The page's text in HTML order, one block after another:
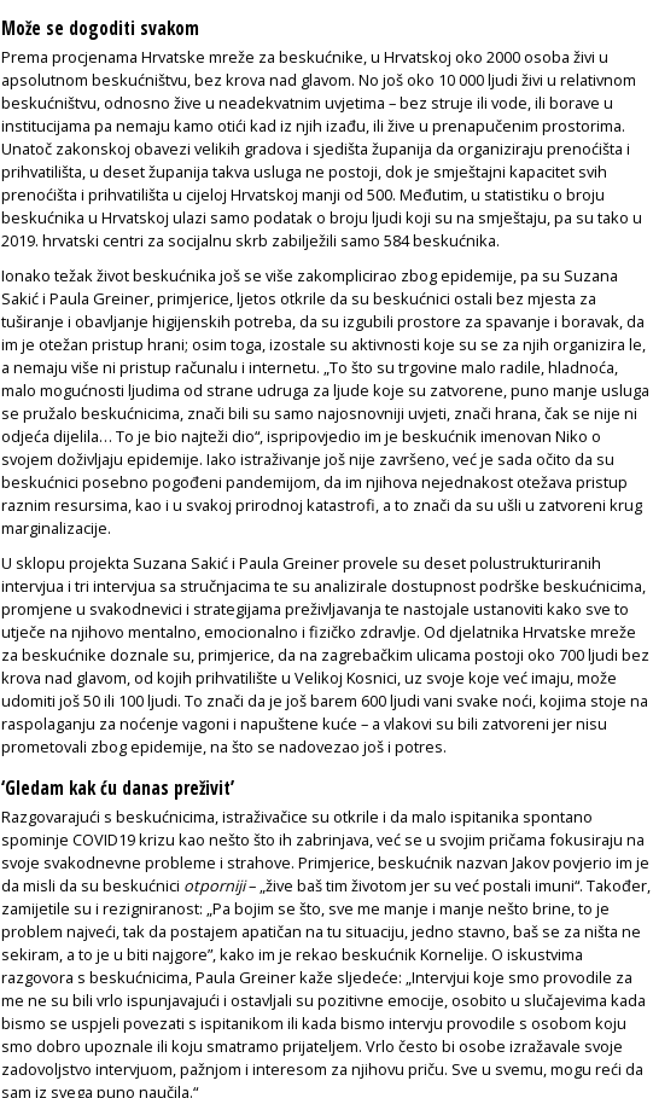
Može se dogoditi svakom
Prema procjenama Hrvatske mreže za beskućnike, u Hrvatskoj oko 2000 osoba živi u
apsolutnom beskućništvu, bez kro­va nad glavom. No još oko 10 000 ljudi ži­vi u relativnom
beskućništvu, odnosno žive u neadekvatnim uvjetima – bez stru­je ili vode, ili borave u
institucijama pa nemaju kamo otići kad iz njih izađu, ili žive u prenapučenim prostorima.
Unatoč zakonskoj obavezi velikih gradova i sje­dišta županija da organiziraju prenoći­šta i
prihvatilišta, u deset županija takva usluga ne postoji, dok je smještajni kapa­citet svih
prenoćišta i prihvatilišta u cijeloj Hrvatskoj manji od 500. Međutim, u statistiku o broju
beskućnika u Hrvat­skoj ulazi samo podatak o broju ljudi koji su na smještaju, pa su tako u
2019. hrvat­ski centri za socijalnu skrb zabilježili sa­mo 584 beskućnika.
Ionako težak život beskućnika još se više zakomplicirao zbog epidemije, pa su Suzana
Sakić i Paula Greiner, primje­rice, ljetos otkrile da su beskućnici osta­li bez mjesta za
tuširanje i obavljanje higijenskih potreba, da su izgubili pro­store za spavanje i boravak, da
im je ote­žan pristup hrani; osim toga, izostale su aktivnosti koje su se za njih organizira­ le,
a nemaju više ni pristup računalu i internetu. „To što su trgovine malo radile, hladnoća,
malo mogućnosti ljudima od strane udruga za ljude koje su zatvorene, puno manje usluga
se pružalo beskuć­nicima, znači bili su samo najosnovniji uvjeti, znači hrana, čak se nije ni
odjeća dijelila… To je bio najteži dio“, ispripo­vjedio im je beskućnik imenovan Niko o
svojem doživljaju epidemije. Iako istraži­vanje još nije završeno, već je sada očito da su
beskućnici posebno pogođeni pan­demijom, da im njihova nejednakost ote­žava pristup
raznim resursima, kao i u svakoj prirodnoj katastrofi, a to znači da su ušli u zatvoreni krug
marginalizacije.
U sklopu projekta Suzana Sakić i Paula Greiner provele su deset polustrukturira­nih
intervjua i tri intervjua sa stručnjaci­ma te su analizirale dostupnost podrške beskućnicima,
promjene u svakodnevici i strategijama preživljavanja te nastojale ustanoviti kako sve to
utječe na njihovo mentalno, emocionalno i fizičko zdravlje. Od djelatnika Hrvatske mreže
za beskuć­nike doznale su, primjerice, da na zagre­bačkim ulicama postoji oko 700 ljudi bez
krova nad glavom, od kojih prihvatilište u Velikoj Kosnici, uz svoje koje već ima­ju, može
udomiti još 50 ili 100 ljudi. To znači da je još barem 600 ljudi vani sva­ke noći, kojima stoje na
raspolaganju za noćenje vagoni i napuštene kuće – a vla­kovi su bili zatvoreni jer nisu
prometova­li zbog epidemije, na što se nadovezao još i potres.
‘Gledam kak ću danas preživit’
Razgovarajući s beskućnicima, istra­živačice su otkrile i da malo ispitanika spontano
spominje COVID­19 krizu kao nešto što ih zabrinjava, već se u svojim pričama fokusiraju na
svoje svakodnevne probleme i strahove. Primjerice, bes­kućnik nazvan Jakov povjerio im je
da misli da su beskućnici otporniji– „žive baš tim životom jer su već postali imuni“. Također,
zamijetile su i rezigniranost: „Pa bojim se što, sve me manje i manje nešto brine, to je
problem najveći, tak da postajem apatičan na tu situaciju, jedno­ stavno, baš se za ništa ne
sekiram, a to je u biti najgore”, kako im je rekao beskuć­nik Kornelije. O iskustvima
razgovora s beskućnicima, Paula Greiner kaže sljede­će: „Intervjui koje smo provodile za
me­ ne su bili vrlo ispunjavajući i ostavljali su pozitivne emocije, osobito u slučaje­vima kada
bismo se uspjeli povezati s ispitanikom ili kada bismo intervju provo­dile s osobom koju
smo dobro upoznale ili koju smatramo prijateljem. Vrlo često bi osobe izražavale svoje
zadovoljstvo in­tervjuom, pažnjom i interesom za njiho­vu priču. Sve u svemu, mogu reći da
sam iz svega puno naučila.“